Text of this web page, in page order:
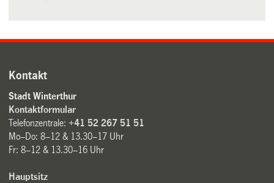
Kontakt
Stadt Winterthur
Kontaktformular
Telefonzentrale:+41 52 267 51 51
Mo–Do: 8–12 & 13.30–17 Uhr
Fr: 8–12 & 13.30–16 Uhr
Hauptsitz